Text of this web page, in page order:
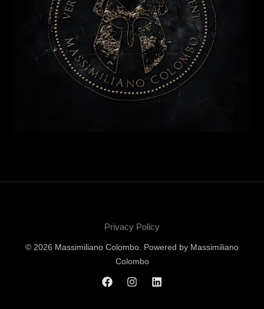
Privacy Policy
© 2026 Massimiliano Colombo. Powered by Massimiliano
Colombo